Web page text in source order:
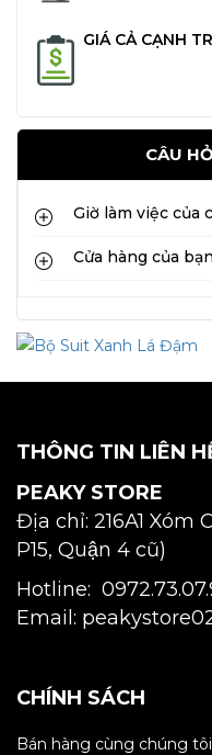
GIÁ CẢ CẠNH
CÂU
Giờ làm việc của
Cửa hàng của
THÔNG TIN LIÊN
PEAKY STORE
Địa chỉ: 216A1 Xóm
P15, Quận 4 cũ)
Hotline:
Email:
CHÍNH SÁCH
Bán hàng cùng chúng tôi